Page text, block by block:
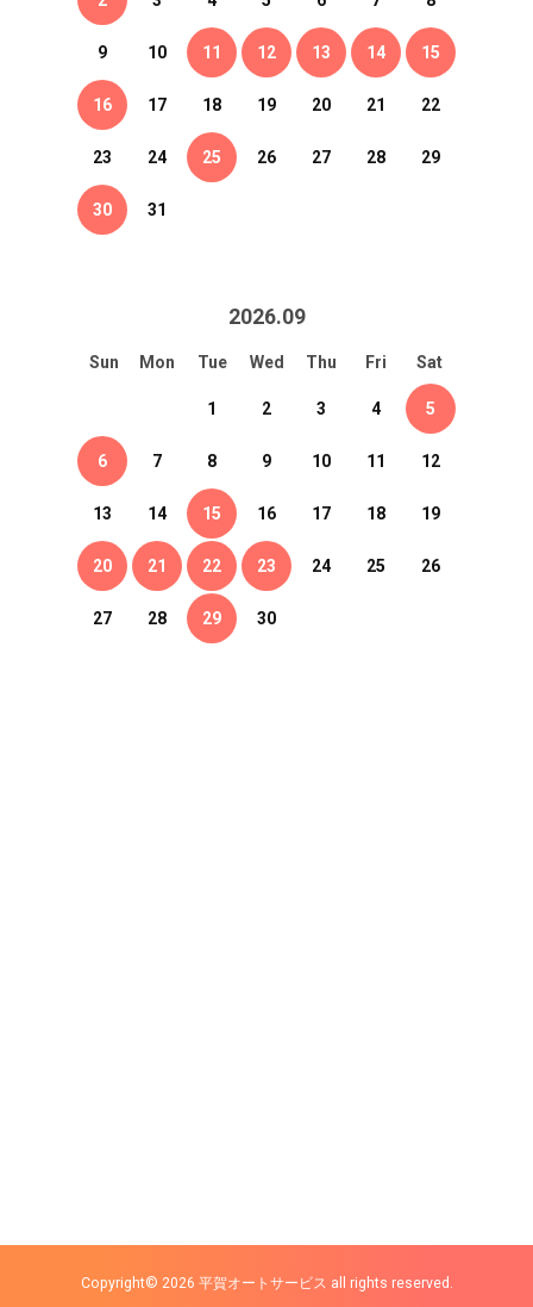
9 10 11 12 13 14 15
16 17 18 19 20 21 22
23 24 25 26 27 28 29
30 31
2026.09
Sun Mon Tue Wed Thu Fri Sat
1 2 3 4 5
6 7 8 9 10 11 12
13 14 15 16 17 18 19
20 21 22 23 24 25 26
27 28 29 30
Copyright© 2026 平賀オートサービス all rights reserved.